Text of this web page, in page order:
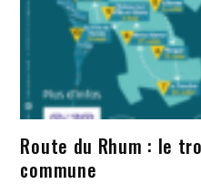
Route du Rhum : le
commune